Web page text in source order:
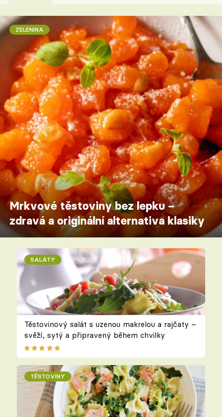
ZELENINA
Mrkvové těstoviny bez lepku –
zdravá a originální alternativa klasiky
SALÁTY
Těstovinový salát s uzenou makrelou a rajčaty –
svěží, sytý a připravený během chvilky
TĚSTOVINY